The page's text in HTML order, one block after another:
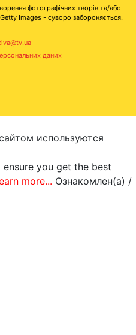
фотографічних творів та/або
Images - суворо забороняється.
даних
используются
you get the best
more... Ознакомлен(а) /